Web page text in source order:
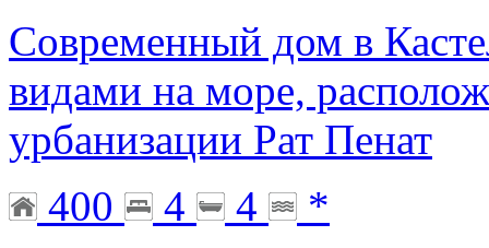
Современный дом в
видами на море,
урбанизации Рат Пенат
400
4 4
*